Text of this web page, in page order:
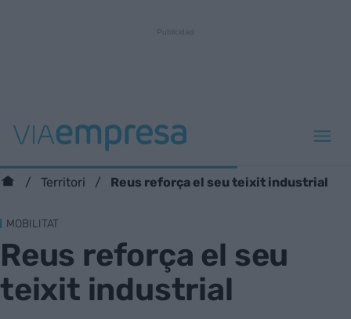
Territori Reus reforça el seu teixit industrial
MOBILITAT
Reus reforça el seu
teixit industrial